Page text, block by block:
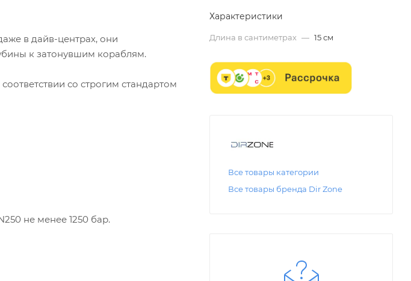
в дайв-центрах, они
к затонувшим кораблям.
со строгим стандартом
не менее 1250 бар.
Характеристики
Длина в сантиметрах — 15 см
Все товары категории
Все товары бренда Dir Zone